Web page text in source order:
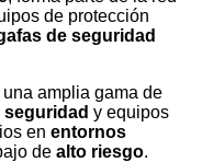
de protección
de seguridad
amplia gama de
seguridad y equipos
en entornos
de alto riesgo.